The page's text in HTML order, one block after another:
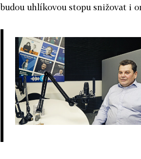
budou uhlíkovou stopu snižovat i